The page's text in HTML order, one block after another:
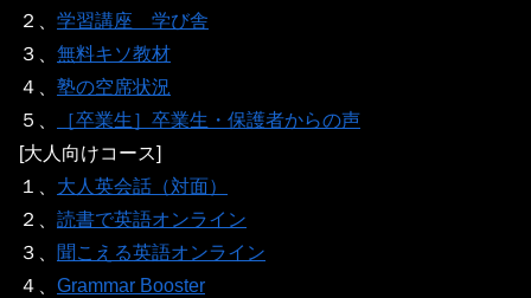
２、 学習講座 学び舎
３、 無料キソ教材
４、 塾の空席状況
５、
［卒業生］卒業生・保護者からの声
[大人向けコース]
１、 大人英会話（対面）
２、 読書で英語オンライン
３、
聞こえる英語オンライン
４、 Grammar Booster